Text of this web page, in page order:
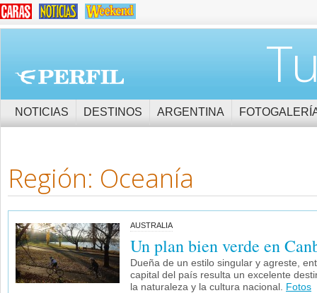
NOTICIAS DESTINOS ARGENTINA
Región: Oceanía
AUSTRALIA
Un plan bien verde en
Dueña de un estilo singular y agreste,
capital del país resulta un excelente
la naturaleza y la cultura nacional. Fotos